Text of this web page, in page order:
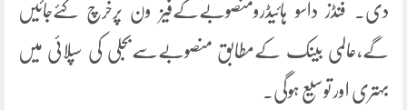
دی. فنڈز داسو ہائیڈرومنصوبےکےفیز ون پرخرچ کئےجائیں
گے،عالمی بینک کےمطابق منصوبےسےبجلی کی سپلائی میں
بہتری اور توسیع ہوگی۔